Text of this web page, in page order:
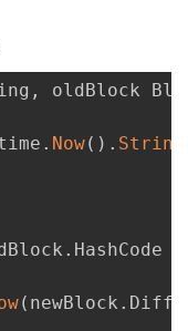
,
oldBlock
. Now( ) . String
. HashCode
( newBlock . Diff